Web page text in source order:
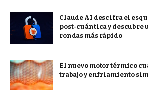
Claude AI descifra el
post-cuántica y descubre
rondas más rápido
El nuevo motor térmico
trabajo y enfriamiento